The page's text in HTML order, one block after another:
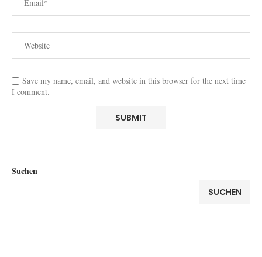
Save my name, email, and website in this browser for the next time
I comment.
Suchen
SUCHEN